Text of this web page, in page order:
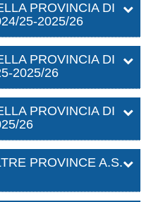
PROVINCIA DI
25-2025/26
PROVINCIA DI
2025/26
PROVINCIA DI
26
PROVINCE A.S.